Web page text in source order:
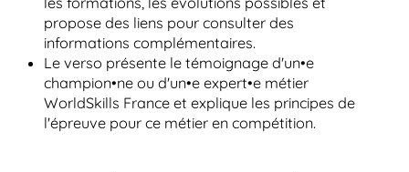
propose des liens pour consulter des
informations complémentaires.
Le verso présente le témoignage d'un•e
champion•ne ou d'un•e expert•e métier
WorldSkills France et explique les principes de
l'épreuve pour ce métier en compétition.